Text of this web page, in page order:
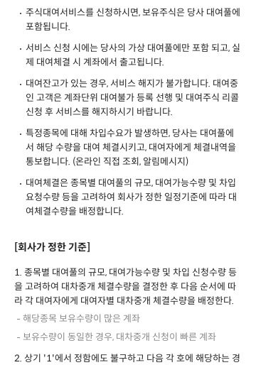
주식대여서비스를 신청하시면, 보유주식은 당사 대여풀에
포함됩니다.
서비스 신청 시에는 당사의 가상 대여풀에만 포함 되고, 실
제 대여체결 시 계좌에서 출고됩니다.
대여잔고가 있는 경우, 서비스 해지가 불가합니다. 대여중
인 고객은 계좌단위 대여불가 등록 선행 및 대여주식 리콜
신청 후 서비스를 해지하시기 바랍니다.
특정종목에 대해 차입수요가 발생하면, 당사는 대여풀에
서 해당 수량을 대여 체결시키고, 대여자에게 체결내역을
통보합니다. (온라인 직접 조회, 알림메시지)
대여체결은 종목별 대여풀의 규모, 대여가능수량 및 차입
요청수량 등을 고려하여 회사가 정한 일정기준에 따라 대
여체결수량을 배정합니다.
[회사가 정한 기준]
1. 종목별 대여풀의 규모, 대여가능수량 및 차입 신청수량 등
을 고려하여 대차중개 체결수량을 결정한 후 다음 순서에 따
라 각 대여자에게 대여자별 대차중개 체결수량을 배정한다.
해당종목 보유수량이 많은 계좌
보유수량이 동일한 경우, 대차중개 신청이 빠른 계좌
2. 상기 '1'에서 정함에도 불구하고 다음 각 호에 해당하는 경